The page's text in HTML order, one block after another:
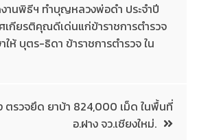
านพิธีฯ ทำบุญหลวงพ่อดำ ประจำปี
เกียรติคุณดีเด่นแก่ข้าราชการตำรวจ
ห้ บุตร-ธิดา ข้าราชการตำรวจ ใน
ตรวจยึด ยาบ้า 824,000 เม็ด ในพื้นที่
อ.ฝาง จว.เชียงใหม่.